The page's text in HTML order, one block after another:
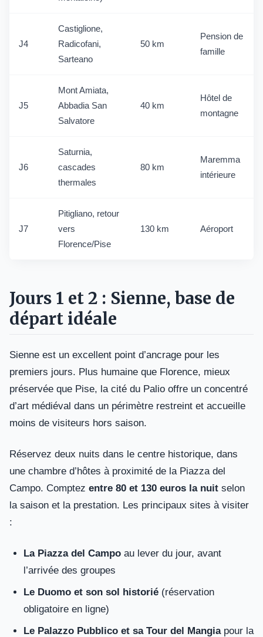
J4
Castiglione,
Radicofani,
Sarteano
50 km
Pension de
famille
J5
Mont Amiata,
Abbadia San
Salvatore
40 km
Hôtel de
montagne
J6
Saturnia,
cascades
thermales
80 km
Maremma
intérieure
J7
Pitigliano, retour
vers
Florence/Pise
130 km Aéroport
Jours 1 et 2 : Sienne, base de
départ idéale
Sienne est un excellent point d’ancrage pour les
premiers jours. Plus humaine que Florence, mieux
préservée que Pise, la cité du Palio offre un concentré
d’art médiéval dans un périmètre restreint et accueille
moins de visiteurs hors saison.
Réservez deux nuits dans le centre historique, dans
une chambre d’hôtes à proximité de la Piazza del
Campo. Comptez entre 80 et 130 euros la nuit selon
la saison et la prestation. Les principaux sites à visiter
:
La Piazza del Campo au lever du jour, avant
l’arrivée des groupes
Le Duomo et son sol historié (réservation
obligatoire en ligne)
Le Palazzo Pubblico et sa Tour del Mangiapour la